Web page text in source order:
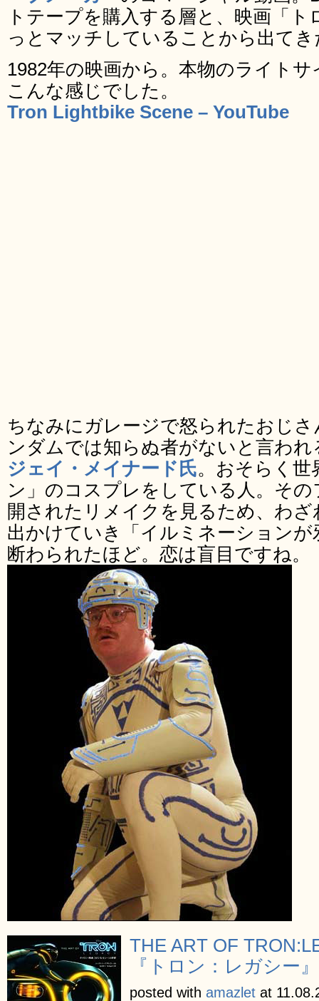
トテープを購入する層と、映画「
っとマッチしていることから出て
1982年の映画から。本物のライト
こんな感じでした。
Tron Lightbike Scene – YouTube
ちなみにガレージで怒られたおじ
ンダムでは知らぬ者がないと言わ
ジェイ・メイナード氏。おそらく世
ン」のコスプレをしている人。そ
開されたリメイクを見るため、わ
出かけていき「イルミネーション
断わられたほど。恋は盲目ですね。
THE ART OF
『トロン：レガシー
posted with amazlet at